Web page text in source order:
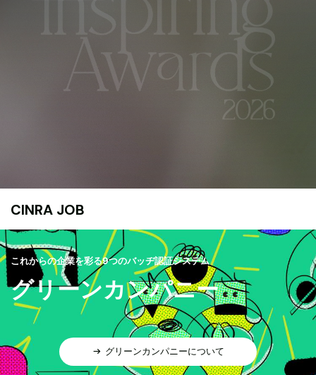
CINRA JOB
これからの企業を彩る9つのバッヂ認証システム
グリーンカンパニー
グリーンカンパニーについて